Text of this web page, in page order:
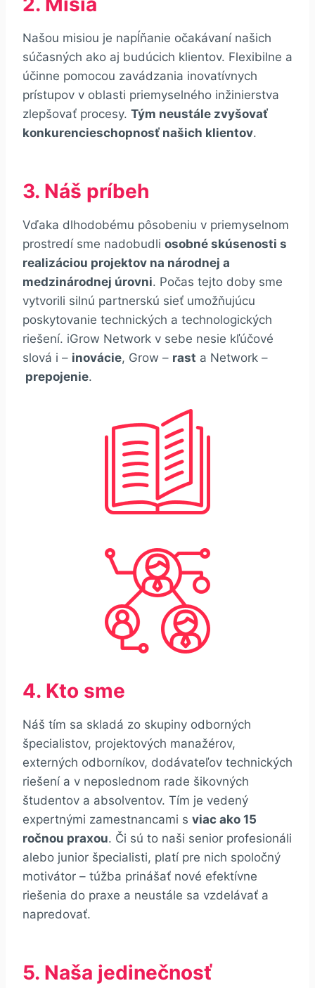
Našou misiou je napĺňanie očakávaní našich
súčasných ako aj budúcich klientov. Flexibilne a
účinne pomocou zavádzania inovatívnych
prístupov v oblasti priemyselného inžinierstva
zlepšovať procesy. Tým neustále zvyšovať
konkurencieschopnosť našich klientov.
3. Náš príbeh
Vďaka dlhodobému pôsobeniu v priemyselnom
prostredí sme nadobudli osobné skúsenosti s
realizáciou projektov na národnej a
medzinárodnej úrovni. Počas tejto doby sme
vytvorili silnú partnerskú sieť umožňujúcu
poskytovanie technických a technologických
riešení. iGrow Network v sebe nesie kľúčové
slová i – inovácie, Grow – rast a Network –
prepojenie.
4. Kto sme
Náš tím sa skladá zo skupiny odborných
špecialistov, projektových manažérov,
externých odborníkov, dodávateľov technických
riešení a v neposlednom rade šikovných
študentov a absolventov. Tím je vedený
expertnými zamestnancami s viac ako 15
ročnou praxou. Či sú to naši senior profesionáli
alebo junior špecialisti, platí pre nich spoločný
motivátor – túžba prinášať nové efektívne
riešenia do praxe a neustále sa vzdelávať a
napredovať.
5. Naša jedinečnosť